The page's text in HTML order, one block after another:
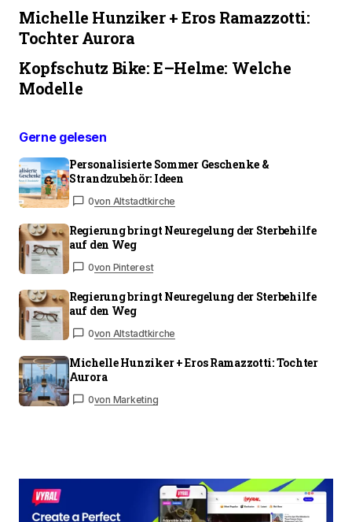
Michelle Hunziker + Eros Ramazzotti:
Tochter Aurora
Kopfschutz Bike: E–Helme: Welche
Modelle
Gerne gelesen
Personalisierte Sommer Geschenke &
Strandzubehör: Ideen
0von Altstadtkirche
Regierung bringt Neuregelung der Sterbehilfe
auf den Weg
0von Pinterest
Regierung bringt Neuregelung der Sterbehilfe
auf den Weg
0von Altstadtkirche
Michelle Hunziker + Eros Ramazzotti: Tochter
Aurora
0von Marketing